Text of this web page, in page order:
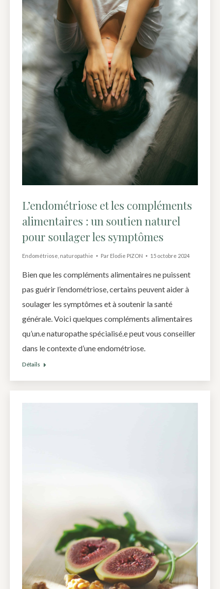
L’endométriose et les compléments
alimentaires : un soutien naturel
pour soulager les symptômes
Endométriose naturopathie Par Elodie PIZON 15 octobre 2024
Bien que les compléments alimentaires ne puissent
pas guérir l’endométriose, certains peuvent aider à
soulager les symptômes et à soutenir la santé
générale. Voici quelques compléments alimentaires
qu’un.e naturopathe spécialisé.e peut vous conseiller
dans le contexte d’une endométriose.
Détails